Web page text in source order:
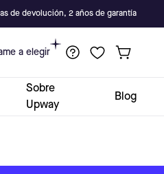
de devolución, 2 años de garantía
a elegir
Sobre
Upway
Blog